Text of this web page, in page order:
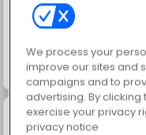
Grand Mahjong Connect
We process your
improve our sites and
campaigns and to
advertising. By
exercise your privacy
privacy notice